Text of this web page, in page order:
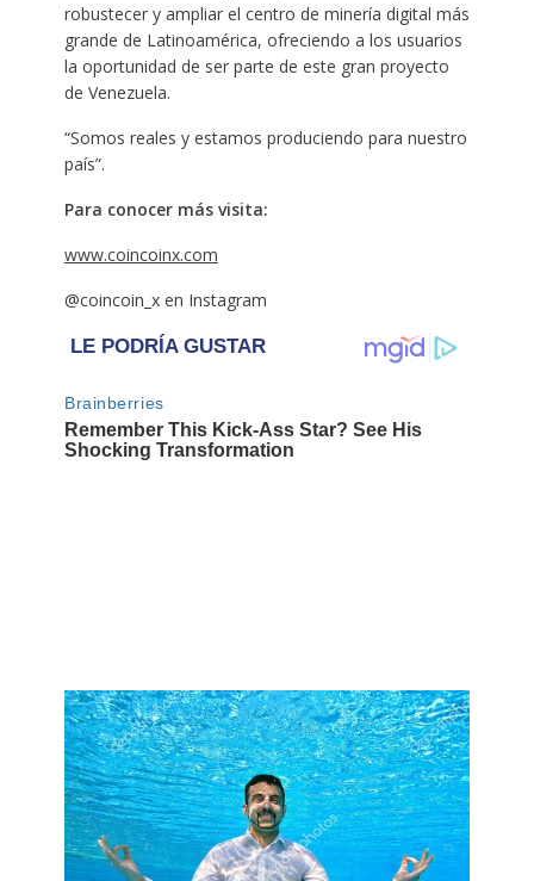
robustecer y ampliar el centro de minería digital más
grande de Latinoamérica, ofreciendo a los usuarios
la oportunidad de ser parte de este gran proyecto
de Venezuela.
“Somos reales y estamos produciendo para nuestro
país”.
Para conocer más visita:
www.coincoinx.com
@coincoin_x en Instagram